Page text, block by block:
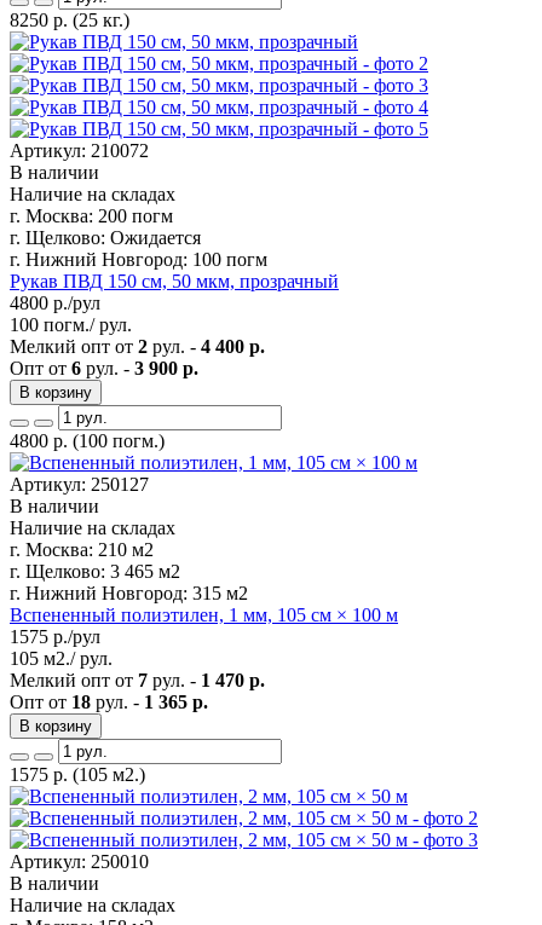
8250 р. (25 кг.)
Артикул: 210072
В наличии
Наличие на складах
г. Москва: 200 погм
г. Щелково: Ожидается
г. Нижний Новгород: 100 погм
Рукав ПВД 150 см, 50 мкм, прозрачный
4800 р./рул
100 погм./ рул.
Мелкий опт от 2 рул. - 4 400 р.
Опт от 6 рул. - 3 900 р.
В корзину
4800 р. (100 погм.)
Артикул: 250127
В наличии
Наличие на складах
г. Москва: 210 м2
г. Щелково: 3 465 м2
г. Нижний Новгород: 315 м2
Вспененный полиэтилен, 1 мм, 105 см × 100 м
1575 р./рул
105 м2./ рул.
Мелкий опт от 7 рул. - 1 470 р.
Опт от 18 рул. - 1 365 р.
В корзину
1575 р. (105 м2.)
Артикул: 250010
В наличии
Наличие на складах